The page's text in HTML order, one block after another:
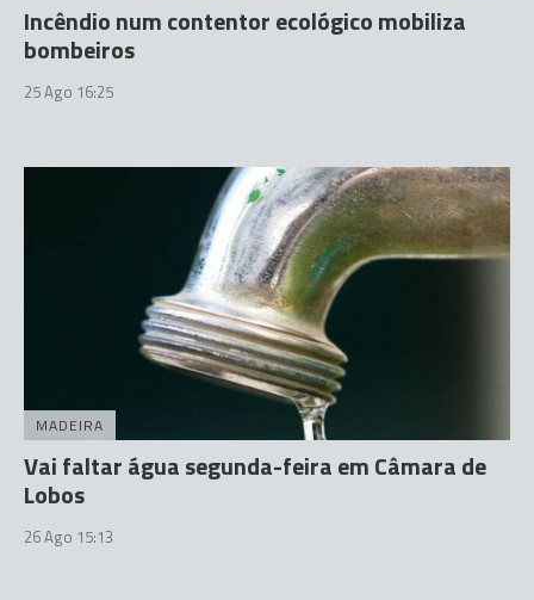
Incêndio num contentor ecológico mobiliza
bombeiros
25 Ago 16:25
MADEIRA
Vai faltar água segunda-feira em Câmara de
Lobos
26 Ago 15:13